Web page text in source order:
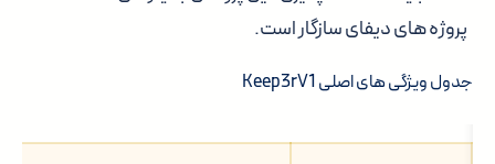
پروژه های دیفای سازگار است.
جدول ویژگی های اصلی Keep3rV1